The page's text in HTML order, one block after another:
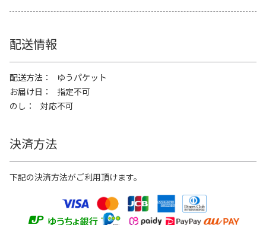
配送情報
配送方法
ゆうパケット
お届け日
指定不可
のし
対応不可
決済方法
下記の決済方法がご利用頂けます。